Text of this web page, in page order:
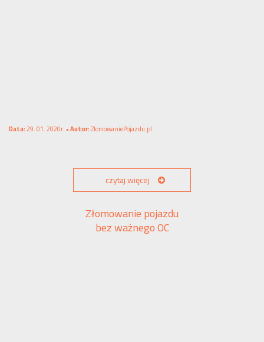
Data:29. 01. 2020r. •Autor:ZlomowaniePojazdu.pl
czytaj więcej
Złomowanie pojazdu
bez ważnego OC